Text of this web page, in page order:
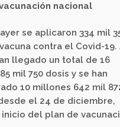
nacional
se aplicaron 334 mil
contra el Covid-19.
llegado un total de 16
mil 750 dosis y se han
10 millones 642 mil
el 24 de diciembre,
del plan de